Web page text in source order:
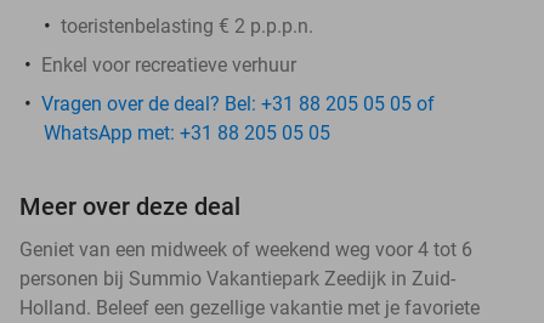
toeristenbelasting € 2 p.p.p.n.
Enkel voor recreatieve verhuur
Vragen over de deal? Bel: +31 88 205 05 05 of
WhatsApp met: +31 88 205 05 05
Meer over deze deal
Geniet van een midweek of weekend weg voor 4 tot 6
personen bij Summio Vakantiepark Zeedijk in Zuid-
Holland. Beleef een gezellige vakantie met je favoriete